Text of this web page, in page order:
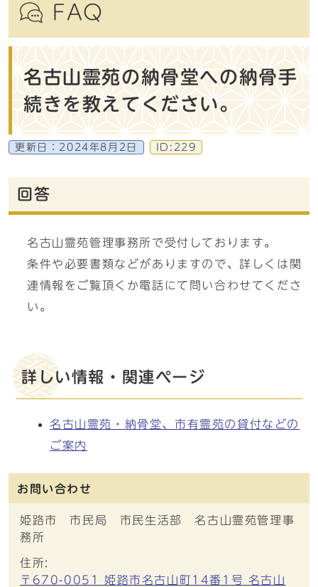
FAQ
名古山霊苑の納骨堂への納骨手
続きを教えてください。
更新日： 2024年8月2日 ID:229
回答
名古山霊苑管理事務所で受付しております。
条件や必要書類などがありますので、詳しくは関
連情報をご覧頂くか電話にて問い合わせてくださ
い。
詳しい情報・関連ページ
名古山霊苑・納骨堂、市有霊苑の貸付などの
ご案内
お問い合わせ
姫路市 市民局 市民生活部 名古山霊苑管理事
務所
住所:
〒670-0051 姫路市名古山町14番1号 名古山